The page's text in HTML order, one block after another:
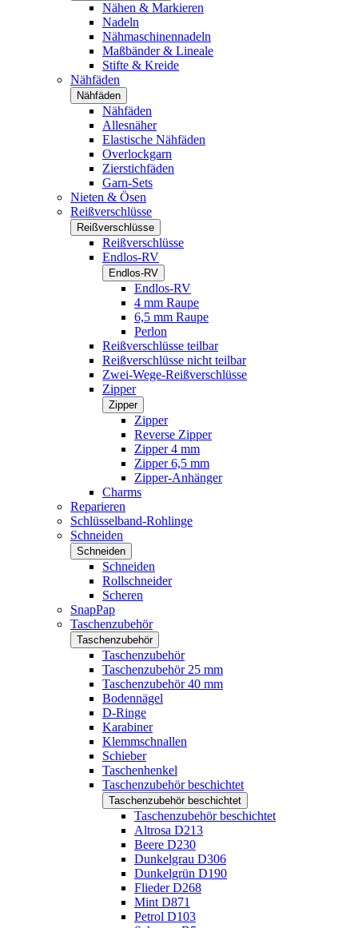
Nähen & Markieren
Nadeln
Nähmaschinennadeln
Maßbänder & Lineale
Stifte & Kreide
Nähfäden
Nähfäden
Nähfäden
Allesnäher
Elastische Nähfäden
Overlockgarn
Zierstichfäden
Garn-Sets
Nieten & Ösen
Reißverschlüsse
Reißverschlüsse
Reißverschlüsse
Endlos-RV
Endlos-RV
Endlos-RV
4 mm Raupe
6,5 mm Raupe
Perlon
Reißverschlüsse teilbar
Reißverschlüsse nicht teilbar
Zwei-Wege-Reißverschlüsse
Zipper
Zipper
Zipper
Reverse Zipper
Zipper 4 mm
Zipper 6,5 mm
Zipper-Anhänger
Charms
Reparieren
Schlüsselband-Rohlinge
Schneiden
Schneiden
Schneiden
Rollschneider
Scheren
SnapPap
Taschenzubehör
Taschenzubehör
Taschenzubehör
Taschenzubehör 25 mm
Taschenzubehör 40 mm
Bodennägel
D-Ringe
Karabiner
Klemmschnallen
Schieber
Taschenhenkel
Taschenzubehör beschichtet
Taschenzubehör beschichtet
Taschenzubehör beschichtet
Altrosa D213
Beere D230
Dunkelgrau D306
Dunkelgrün D190
Flieder D268
Mint D871
Petrol D103